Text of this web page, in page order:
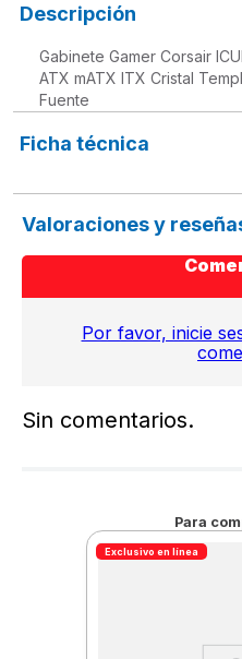
Descripción
Gabinete Gamer Corsair
ATX mATX ITX Cristal
Fuente
Ficha técnica
Valoraciones y
Por favor, inicie
Sin comentarios.
Para
Exclusivo en línea